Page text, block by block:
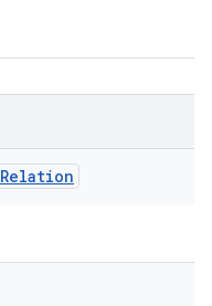
Relation